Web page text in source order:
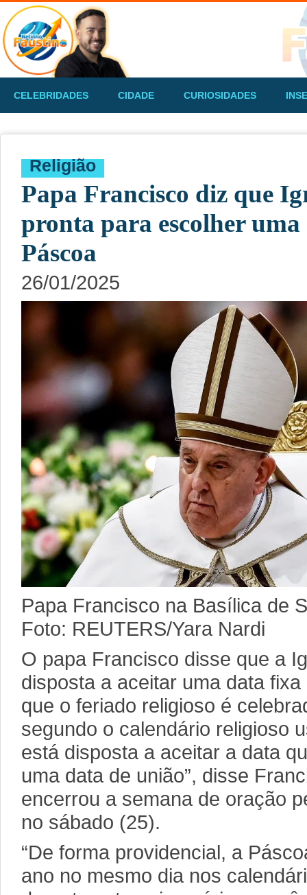
CELEBRIDADES CIDADE CURIOSIDADES
Religião
Papa Francisco diz que
pronta para escolher
Páscoa
26/01/2025
Papa Francisco na Basílica de
Foto: REUTERS/Yara Nardi
O papa Francisco disse que a
disposta a aceitar uma data
que o feriado religioso é
segundo o calendário religioso
está disposta a aceitar a data
uma data de união”, disse
encerrou a semana de oração
no sábado (25).
“De forma providencial, a
ano no mesmo dia nos